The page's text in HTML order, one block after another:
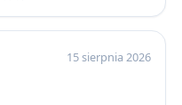
15 sierpnia 2026